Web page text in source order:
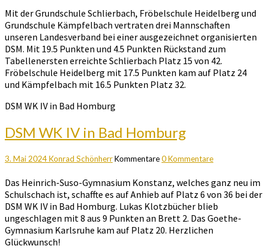
Mit der Grundschule Schlierbach, Fröbelschule Heidelberg und
Grundschule Kämpfelbach vertraten drei Mannschaften
unseren Landesverband bei einer ausgezeichnet organisierten
DSM. Mit 19.5 Punkten und 4.5 Punkten Rückstand zum
Tabellenersten erreichte Schlierbach Platz 15 von 42.
Fröbelschule Heidelberg mit 17.5 Punkten kam auf Platz 24
und Kämpfelbach mit 16.5 Punkten Platz 32.
DSM WK IV in Bad Homburg
DSM WK IV in Bad Homburg
3. Mai 2024Konrad SchönherrKommentare0 Kommentare
Das Heinrich-Suso-Gymnasium Konstanz, welches ganz neu im
Schulschach ist, schaffte es auf Anhieb auf Platz 6 von 36 bei der
DSM WK IV in Bad Homburg. Lukas Klotzbücher blieb
ungeschlagen mit 8 aus 9 Punkten an Brett 2. Das Goethe-
Gymnasium Karlsruhe kam auf Platz 20. Herzlichen
Glückwunsch!